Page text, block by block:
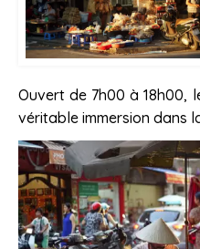
Ouvert de 7h00 à 18h00,
véritable immersion dans